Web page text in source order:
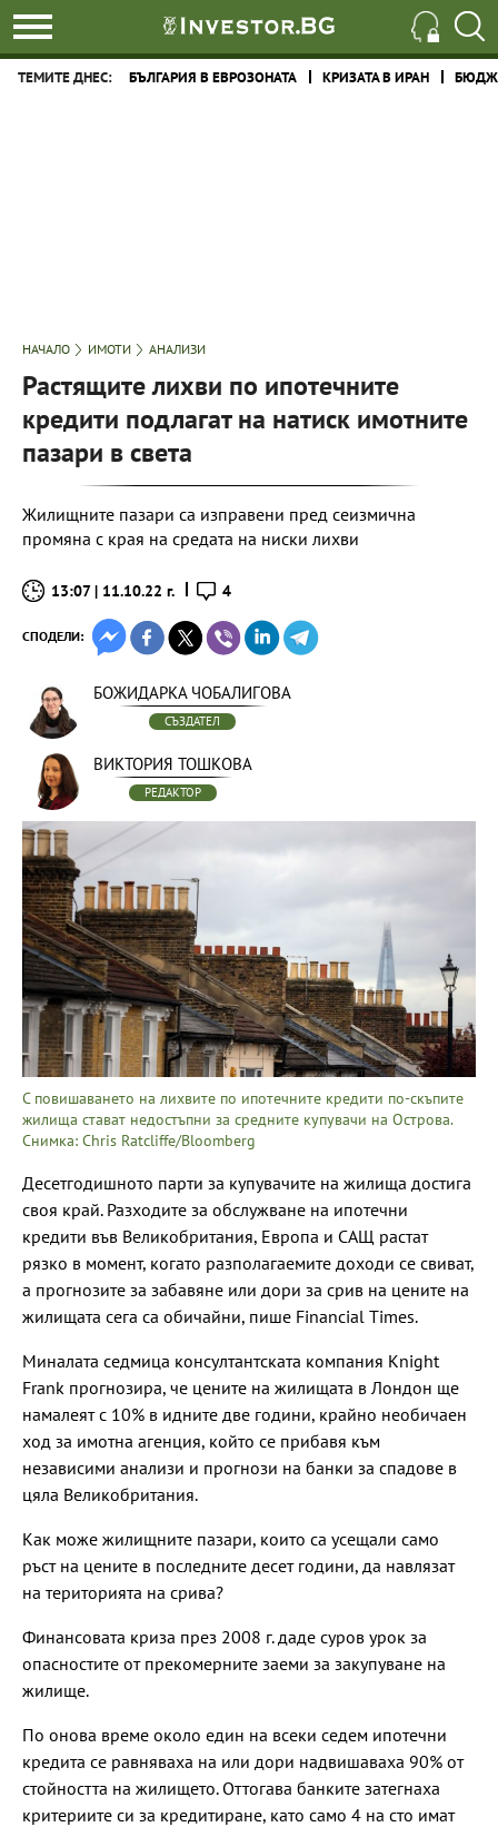
ТЕМИТЕ ДНЕС: БЪЛГАРИЯ В ЕВРОЗОНАТА КРИЗАТА В ИРАН
НАЧАЛО ИМОТИ АНАЛИЗИ
Растящите лихви по ипотечните
кредити подлагат на натиск имотните
пазари в света
Жилищните пазари са изправени пред сеизмична
промяна с края на средата на ниски лихви
13:07 | 11.10.22 г. 4
СПОДЕЛИ:
БОЖИДАРКА ЧОБАЛИГОВА
СЪЗДАТЕЛ
ВИКТОРИЯ ТОШКОВА
РЕДАКТОР
С повишаването на лихвите по ипотечните кредити по-скъпите
жилища стават недостъпни за средните купувачи на Острова.
Снимка: Chris Ratcliffe/Bloomberg
Десетгодишното парти за купувачите на жилища достига
своя край. Разходите за обслужване на ипотечни
кредити във Великобритания, Европа и САЩ растат
рязко в момент, когато разполагаемите доходи се свиват,
а прогнозите за забавяне или дори за срив на цените на
жилищата сега са обичайни, пише Financial Times.
Миналата седмица консултантската компания Knight
Frank прогнозира, че цените на жилищата в Лондон ще
намалеят с 10% в идните две години, крайно необичаен
ход за имотна агенция, който се прибавя към
независими анализи и прогнози на банки за спадове в
цяла Великобритания.
Как може жилищните пазари, които са усещали само
ръст на цените в последните десет години, да навлязат
на територията на срива?
Финансовата криза през 2008 г. даде суров урок за
опасностите от прекомерните заеми за закупуване на
жилище.
По онова време около един на всеки седем ипотечни
кредита се равняваха на или дори надвишаваха 90% от
стойността на жилището. Оттогава банките затегнаха
критериите си за кредитиране, като само 4 на сто имат